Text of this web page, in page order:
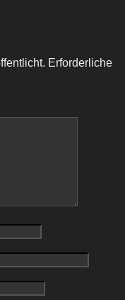
Erforderliche